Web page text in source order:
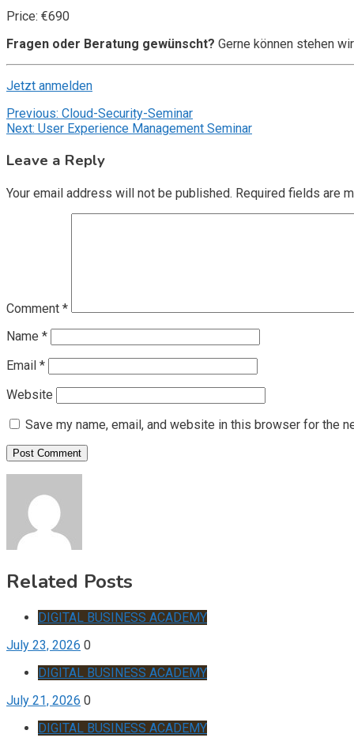
Price: €690
Fragen oder Beratung gewünscht? Gerne können stehen
Jetzt anmelden
Post
navigation
Previous: Cloud-Security-Seminar
Next: User Experience Management Seminar
Leave a Reply
Your email address will not be published. Required fields are
Comment *
Name *
Email *
Website
Save my name, email, and website in this browser for the
Related Posts
DIGITAL BUSINESS ACADEMY
July 23, 2026 0
DIGITAL BUSINESS ACADEMY
July 21, 2026 0
DIGITAL BUSINESS ACADEMY